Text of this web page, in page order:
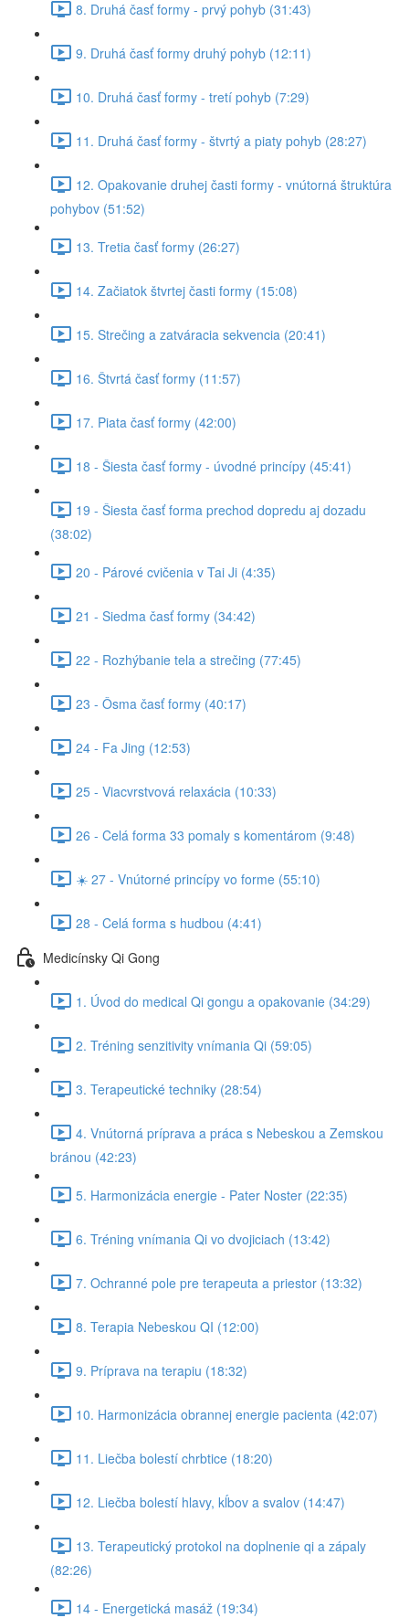
8. Druhá časť formy - prvý pohyb (31:43)
9. Druhá časť formy druhý pohyb (12:11)
10. Druhá časť formy - tretí pohyb (7:29)
11. Druhá časť formy - štvrtý a piaty pohyb (28:27)
12. Opakovanie druhej časti formy - vnútorná štruktúra
pohybov (51:52)
13. Tretia časť formy (26:27)
14. Začiatok štvrtej časti formy (15:08)
15. Strečing a zatváracia sekvencia (20:41)
16. Štvrtá časť formy (11:57)
17. Piata časť formy (42:00)
18 - Šiesta časť formy - úvodné princípy (45:41)
19 - Šiesta časť forma prechod dopredu aj dozadu
(38:02)
20 - Párové cvičenia v Tai Ji (4:35)
21 - Siedma časť formy (34:42)
22 - Rozhýbanie tela a strečing (77:45)
23 - Ôsma časť formy (40:17)
24 - Fa Jing (12:53)
25 - Viacvrstvová relaxácia (10:33)
26 - Celá forma 33 pomaly s komentárom (9:48)
☀️ 27 - Vnútorné princípy vo forme (55:10)
28 - Celá forma s hudbou (4:41)
Medicínsky Qi Gong
1. Úvod do medical Qi gongu a opakovanie (34:29)
2. Tréning senzitivity vnímania Qi (59:05)
3. Terapeutické techniky (28:54)
4. Vnútorná príprava a práca s Nebeskou a Zemskou
bránou (42:23)
5. Harmonizácia energie - Pater Noster (22:35)
6. Tréning vnímania Qi vo dvojiciach (13:42)
7. Ochranné pole pre terapeuta a priestor (13:32)
8. Terapia Nebeskou QI (12:00)
9. Príprava na terapiu (18:32)
10. Harmonizácia obrannej energie pacienta (42:07)
11. Liečba bolestí chrbtice (18:20)
12. Liečba bolestí hlavy, kĺbov a svalov (14:47)
13. Terapeutický protokol na doplnenie qi a zápaly
(82:26)
14 - Energetická masáž (19:34)